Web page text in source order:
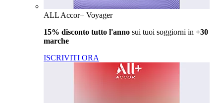
ALL Accor+ Voyager
15% disconto tutto l'anno sui tuoi soggiorni in +30
marche
ISCRIVITI ORA